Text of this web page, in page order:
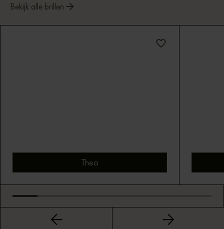
Bekijk alle brillen
Theo
Bekijk montuur